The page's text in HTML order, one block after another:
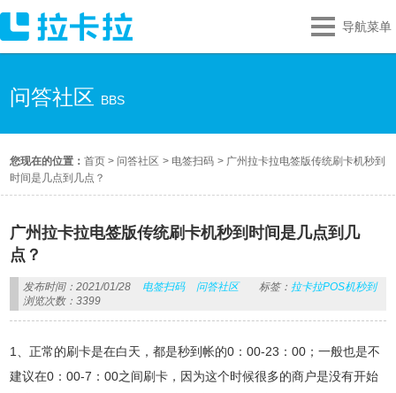
导航菜单
问答社区 BBS
您现在的位置：首页 > 问答社区 > 电签扫码 > 广州拉卡拉电签版传统刷卡机秒到
时间是几点到几点？
广州拉卡拉电签版传统刷卡机秒到时间是几点到几
点？
发布时间：2021/01/28 电签扫码 问答社区 标签： 拉卡拉POS机秒到
浏览次数：3399
1、正常的刷卡是在白天，都是秒到帐的0：00-23：00；一般也是不
建议在0：00-7：00之间刷卡，因为这个时候很多的商户是没有开始